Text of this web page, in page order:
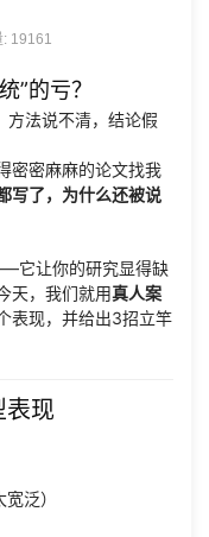
: 19161
”的亏？
方法说不清，结论假
密密麻麻的论文找我
写了，为什么还被说
它让你的研究显得缺
天，我们就用真人案
表现，并给出3招立竿
表现
泛）